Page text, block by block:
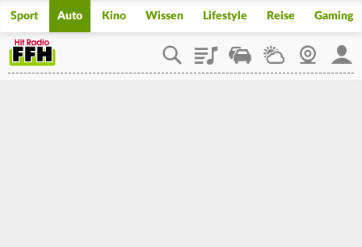
Sport Auto Kino Wissen Lifestyle Reise Gaming
PlaylistStaupilotWetterWebcam